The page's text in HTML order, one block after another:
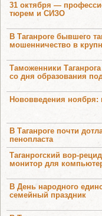
31 октября —
тюрем и СИЗО
В Таганроге бывшего
мошенничество в
Таможенники
со дня образования
Нововведения ноября:
В Таганроге почти
пенопласта
Таганрогский вор-
монитор для
В День народного
семейный праздник